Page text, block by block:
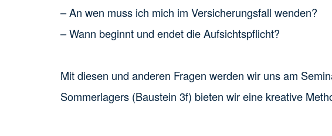
– An wen muss ich mich im Versicherungsfall wenden?
– Wann beginnt und endet die Aufsichtspflicht?
Mit diesen und anderen Fragen werden wir uns am
Sommerlagers (Baustein 3f) bieten wir eine kreative